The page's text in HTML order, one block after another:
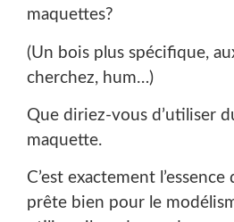
maquettes?
(Un bois plus spécifique,
cherchez, hum…)
Que diriez-vous d’utiliser
maquette.
C’est exactement
prête bien pour le